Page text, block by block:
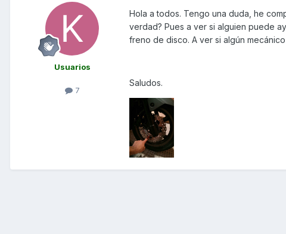
Usuarios
7
Hola a todos. Tengo una duda, he
verdad? Pues a ver si alguien puede
freno de disco. A ver si algún
Saludos.